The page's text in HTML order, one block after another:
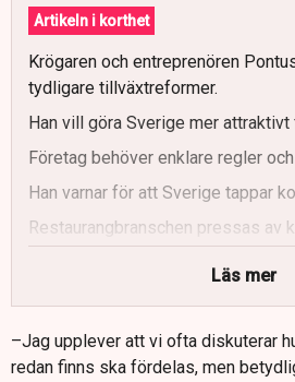
Artikeln i korthet
Krögaren och entreprenören
tydligare tillväxtreformer.
Han vill göra Sverige mer
Företag behöver enklare regler
Han varnar för att Sverige tappar
Restaurangbranschen pressas av
Läs mer
–Jag upplever att vi ofta diskuterar
redan finns ska fördelas, men